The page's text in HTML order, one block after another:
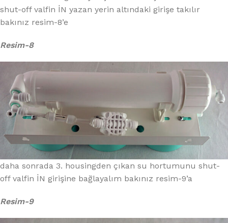
shut-off valfin İN yazan yerin altındaki girişe takılır
bakınız resim-8’e
Resim-8
daha sonrada 3. housingden çıkan su hortumunu shut-
off valfin İN girişine bağlayalım bakınız resim-9’a
Resim-9